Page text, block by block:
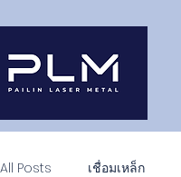
All Posts เชื่อมเหล็ก